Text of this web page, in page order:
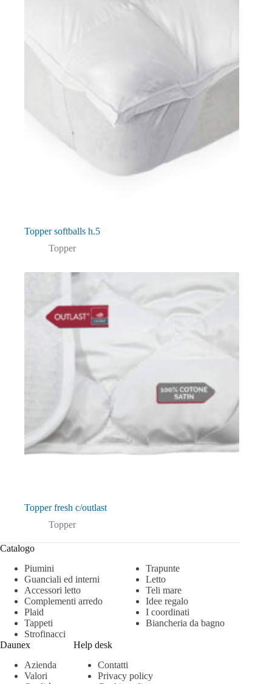
Topper softballs h.5
Topper
Topper fresh c/outlast
Topper
Catalogo
Piumini
Trapunte
Guanciali ed interni
Letto
Accessori letto
Teli mare
Complementi arredo
Idee regalo
Plaid
I coordinati
Tappeti
Biancheria da bagno
Strofinacci
Daunex
Azienda
Valori
Help desk
Contatti
Privacy policy